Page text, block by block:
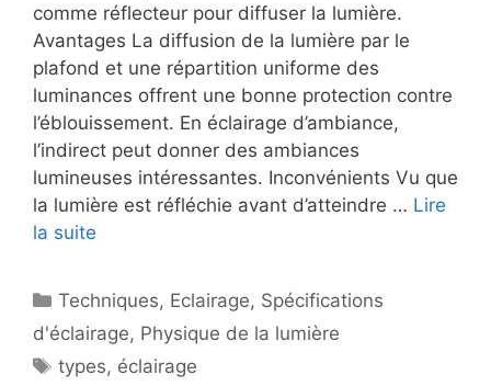
comme réflecteur pour diffuser la lumière.
Avantages La diffusion de la lumière par le
plafond et une répartition uniforme des
luminances offrent une bonne protection contre
l’éblouissement. En éclairage d’ambiance,
l’indirect peut donner des ambiances
lumineuses intéressantes. Inconvénients Vu que
la lumière est réfléchie avant d’atteindre … Lire
la suite
Catégories
Techniques, Eclairage, Spécifications
d'éclairage, Physique de la lumière
Étiquettes
types, éclairage